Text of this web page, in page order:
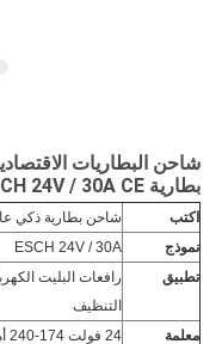
شاحن البطاريات
بطارية ESCH 24V / 30A CE شهادة
اكتب
شاحن بطارية ذكي
نموذج
ESCH 24V / 30A
تطبيق
رافعات البليت
التنظيف
معلمة
24 فولت 174-240 أمبير